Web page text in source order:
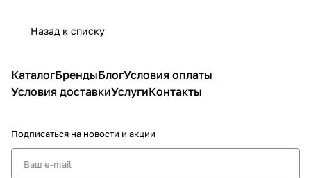
Назад к списку
КаталогБрендыБлогУсловия оплаты
Условия доставкиУслугиКонтакты
Подписаться на новости и акции